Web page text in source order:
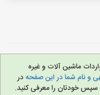
ماشین آلات و غیره
و نام شما در این صفحهدر
خودتان را معرفی کنید.